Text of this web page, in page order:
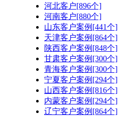
河北客户[896个]
河南客户[880个]
山东客户案例[441个]
天津客户案例[864个]
陕西客户案例[848个]
甘肃客户案例[300个]
青海客户案例[300个]
宁夏客户案例[294个]
山西客户案例[816个]
内蒙客户案例[294个]
辽宁客户案例[864个]